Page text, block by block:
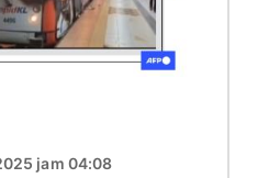
jam 04:08